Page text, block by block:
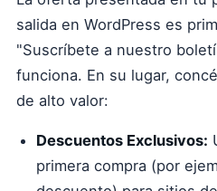
salida en WordPress es
"Suscríbete a nuestro
funciona. En su lugar,
de alto valor:
Descuentos Exclusivos:
primera compra (por